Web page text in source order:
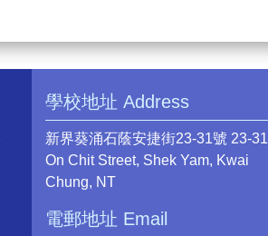
學校地址 Address
新界葵涌石蔭安捷街23-31號 23-31
On Chit Street, Shek Yam, Kwai
Chung, NT
電郵地址 Email